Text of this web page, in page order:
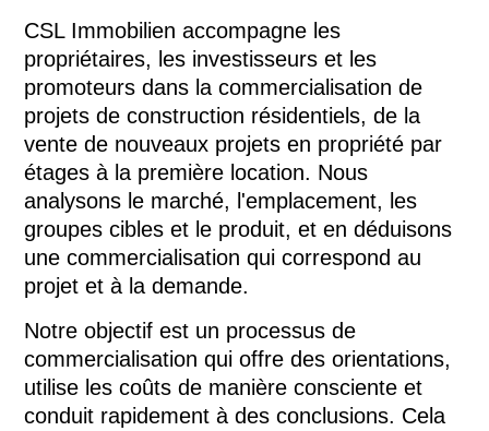
CSL Immobilien accompagne les
propriétaires, les investisseurs et les
promoteurs dans la commercialisation de
projets de construction résidentiels, de la
vente de nouveaux projets en propriété par
étages à la première location. Nous
analysons le marché, l'emplacement, les
groupes cibles et le produit, et en déduisons
une commercialisation qui correspond au
projet et à la demande.
Notre objectif est un processus de
commercialisation qui offre des orientations,
utilise les coûts de manière consciente et
conduit rapidement à des conclusions. Cela